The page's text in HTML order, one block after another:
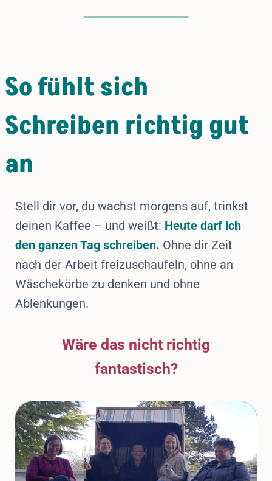
So fühlt sich
Schreiben richtig gut
an
Stell dir vor, du wachst morgens auf, trinkst
deinen Kaffee – und weißt: Heute darf ich
den ganzen Tag schreiben. Ohne dir Zeit
nach der Arbeit freizuschaufeln, ohne an
Wäschekörbe zu denken und ohne
Ablenkungen.
Wäre das nicht richtig
fantastisch?